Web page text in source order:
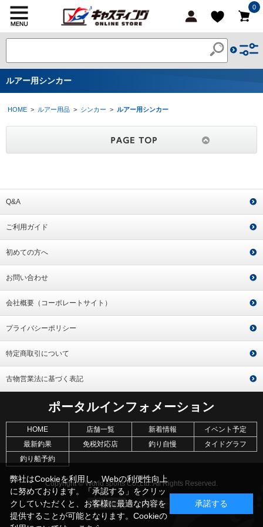
0
ルアー用シンカー
HOME > ルアー用品 > シンカー > ルアー用シンカー
Q&A
ご利用ガイド
初めての方へ
お問い合わせ
会社概要（コーポレートサイト）
プライバシーポリシー
特定商取引について
古物営業法に基づく表記
ポータルインフォメーション
HOME 店舗一覧 新着情報
イベント予定
最新釣果
免税対応店 釣り自慢
タイドグラフ
釣り船予約
Copyright © World sports Co.,Ltd. All Rights Reserved.
弊社はCookieを利用し、Webの利便性向上
に努めております。「承認する」をクリッ
クしていただくと、お客様に最適な内容を
提供することが可能となります。Cookieの
承諾する